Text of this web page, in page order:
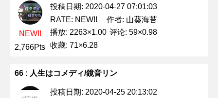
NEW!!
2,766Pts
投稿日期: 2020-04-27 07:01:03
RATE: NEW!!
作者: 山葵海苔
播放: 2263×1.00 评论: 59×0.98
收藏: 71×6.28
66 : 人生はコメディ/鏡音リン
投稿日期: 2020-04-25 20:13:02